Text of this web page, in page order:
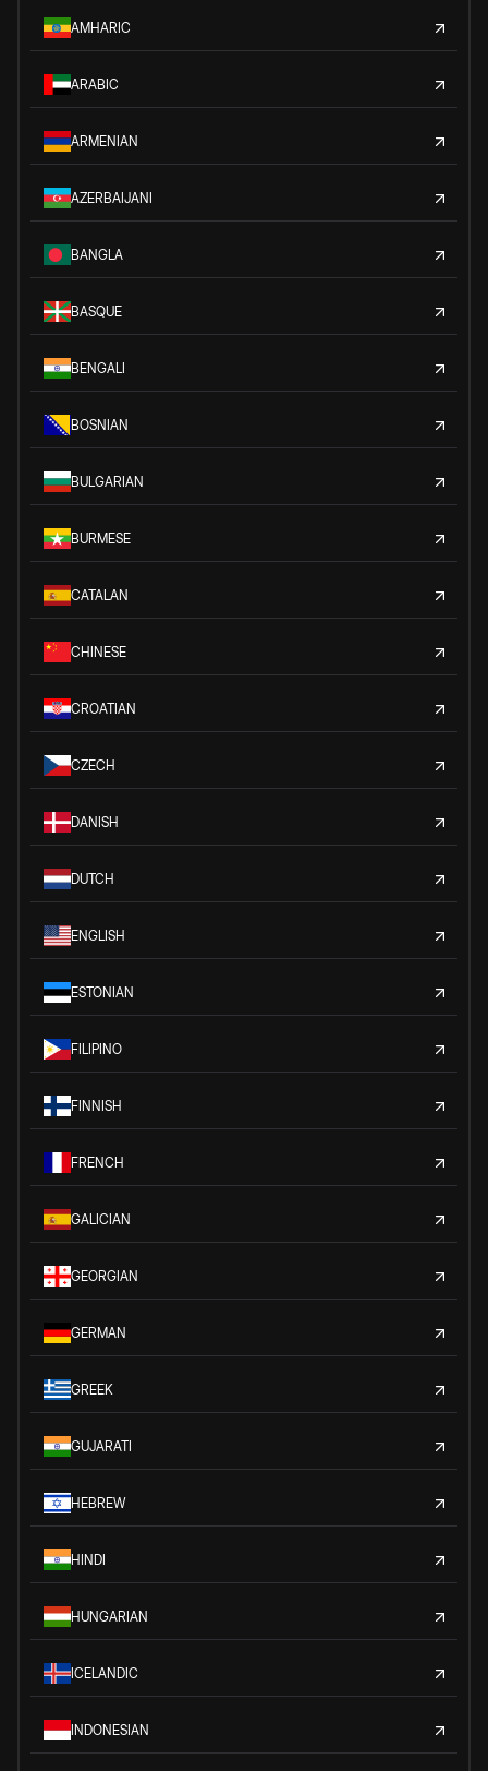
AMHARIC
ARABIC
ARMENIAN
AZERBAIJANI
BANGLA
BASQUE
BENGALI
BOSNIAN
BULGARIAN
BURMESE
CATALAN
CHINESE
CROATIAN
CZECH
DANISH
DUTCH
ENGLISH
ESTONIAN
FILIPINO
FINNISH
FRENCH
GALICIAN
GEORGIAN
GERMAN
GREEK
GUJARATI
HEBREW
HINDI
HUNGARIAN
ICELANDIC
INDONESIAN